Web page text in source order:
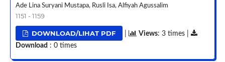
Ade Lina Suryani Mustapa, Rusli Isa, Alfiyah Agussalim
1151 - 1159
DOWNLOAD/LIHAT PDF Views: 3 times |
Download : 0 times